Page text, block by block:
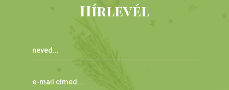
Hírlevél